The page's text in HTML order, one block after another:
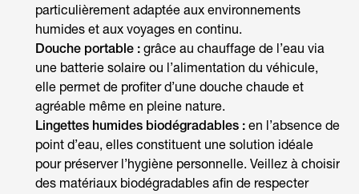
particulièrement adaptée aux environnements
humides et aux voyages en continu.
Douche portable : grâce au chauffage de l’eau via
une batterie solaire ou l’alimentation du véhicule,
elle permet de profiter d’une douche chaude et
agréable même en pleine nature.
Lingettes humides biodégradables : en l’absence de
point d’eau, elles constituent une solution idéale
pour préserver l’hygiène personnelle. Veillez à choisir
des matériaux biodégradables afin de respecter